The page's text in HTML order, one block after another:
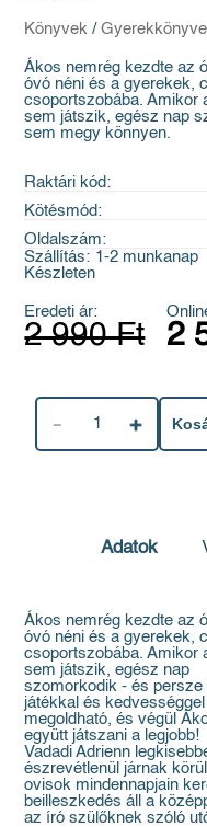
Könyvek /
Ákos nemrég kezdte az
óvó néni és a gyerekek,
csoportszobába. Amikor
sem játszik, egész nap
sem megy könnyen.
Raktári kód:
Kötésmód:
Oldalszám:
Szállítás: 1-2 munkanap
Készleten
Eredeti ár:
2 990 Ft 2
1
Adatok
Ákos nemrég kezdte az
óvó néni és a gyerekek,
csoportszobába. Amikor
sem játszik, egész nap
szomorkodik - és
játékkal és
megoldható, és végül
együtt játszani a legjobb!
Vadadi Adrienn
észrevétlenül járnak
ovisok mindennapjain
beilleszkedés áll a
az író szülőknek szóló